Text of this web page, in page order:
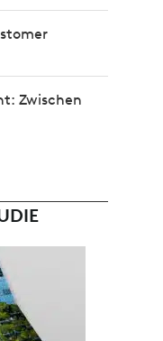
Zwischen